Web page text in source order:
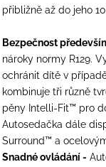
přibližně až do jeho
Bezpečnost
nároky normy R129.
ochránit dítě v
kombinuje tři různě
pěny Intelli-Fit™ pro
Autosedačka dále
Surround™ a
Snadné ovládání -